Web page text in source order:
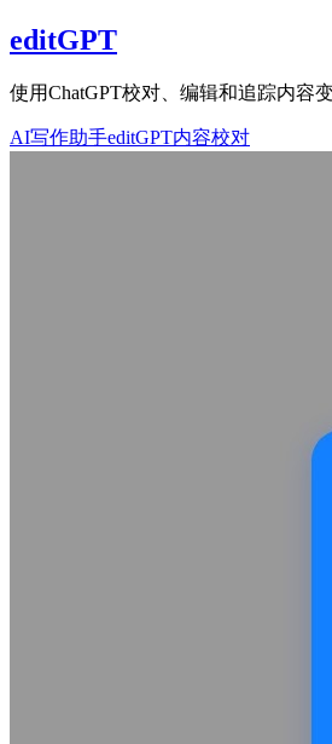
editGPT
使用ChatGPT校对、编辑和追踪内容变
AI写作助手editGPT内容校对